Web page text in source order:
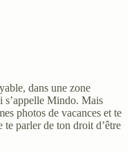
dans une zone
s’appelle Mindo. Mais
photos de vacances et te
te parler de ton droit d’être